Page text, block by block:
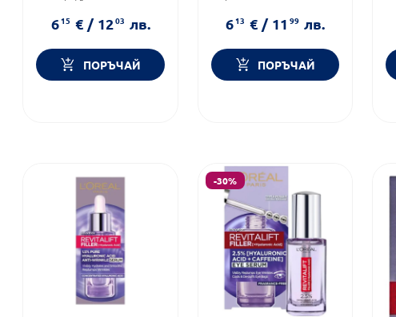
Форма на продукта:
615 € / 1203 лв.
ПОРЪЧАЙ
козметика
Форма на продукта:гел
613 € / 1199 лв.
ПОРЪЧАЙ
-30%